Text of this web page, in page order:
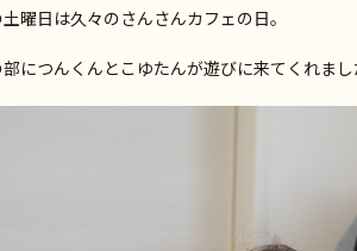
曜日は久々のさんさんカフェの日。
部につんくんとこゆたんが遊びに来てくれま